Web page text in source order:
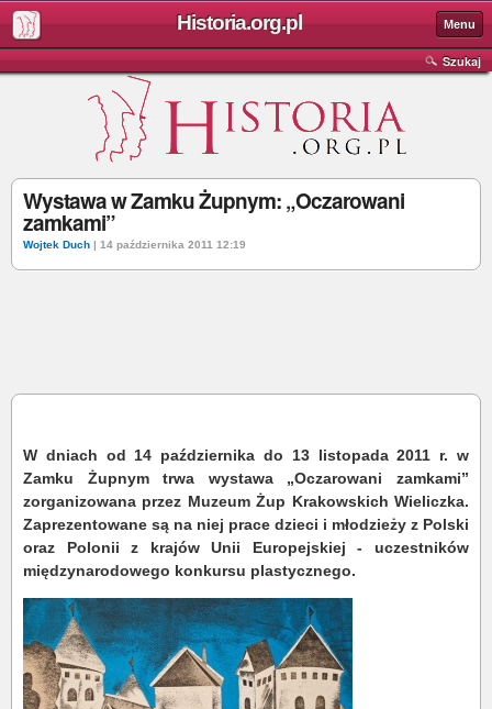
Historia.org.pl Menu
Szukaj
Wystawa w Zamku Żupnym: „Oczarowani
zamkami”
Wojtek Duch | 14 października 2011 12:19
W dniach od 14 października do 13 listopada 2011 r. w
Zamku Żupnym trwa wystawa „Oczarowani zamkami”
zorganizowana przez Muzeum Żup Krakowskich Wieliczka.
Zaprezentowane są na niej prace dzieci i młodzieży z Polski
oraz Polonii z krajów Unii Europejskiej - uczestników
międzynarodowego konkursu plastycznego.